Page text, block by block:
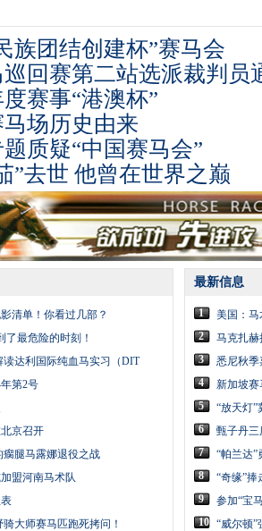
族团结创建杯”赛马会
回赛第二站选派裁判员
赛事“港澳杯”
场历史由来
质疑“中国赛马会”
”去世 他曾在世界之巅
清单！你看过几部？
了最危险的时刻！
达利国际纯血马实习（DIT
第2号
京召开
腿马露娜退役之战
盟河南马术队
大师赛马匹跑死拷问！
最新信息
1
美国：马
2
马克扎赫
3
悉尼秋季
4
新加坡赛
5
“放天灯
6
甄子丹三
7
“帕兰达”
8
“奇缘”捧
9
参加“宝
10 “威尔顿